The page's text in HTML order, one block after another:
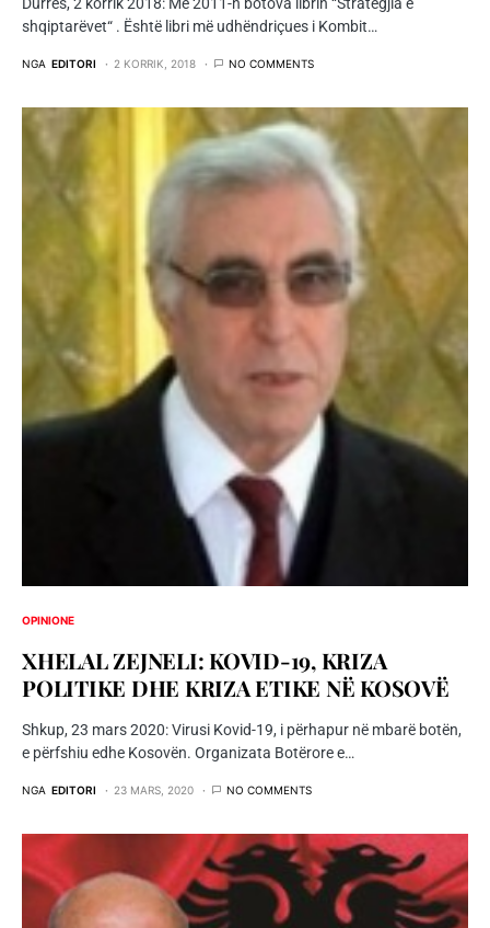
Durrës, 2 korrik 2018: Më 2011-n botova librin “Strategjia e
shqiptarëvet“ . Është libri më udhëndriçues i Kombit…
NGA EDITORI 2 KORRIK, 2018 NO COMMENTS
OPINIONE
XHELAL ZEJNELI: KOVID-19, KRIZA
POLITIKE DHE KRIZA ETIKE NË KOSOVË
Shkup, 23 mars 2020: Virusi Kovid-19, i përhapur në mbarë botën,
e përfshiu edhe Kosovën. Organizata Botërore e…
NGA EDITORI 23 MARS, 2020 NO COMMENTS